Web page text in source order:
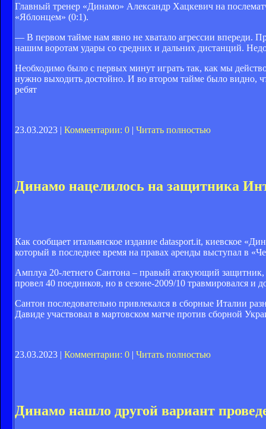
Главный тренер «Динамо» Александр Хацкевич на
«Яблонцем» (0:1).
— В первом тайме нам явно не хватало агрессии впереди.
нашим воротам удары со средних и дальних дистанций.
Необходимо было с первых минут играть так, как мы
нужно выходить достойно. И во втором тайме было видно,
ребят
23.03.2023 | Комментарии: 0 | Читать полностью
Динамо нацелилось на защитника
Как сообщает итальянское издание datasport.it, киевское
который в последнее время на правах аренды выступал в
Амплуа 20-летнего Сантона – правый атакующий
провел 40 поединков, но в сезоне-2009/10 травмировался и
Сантон последовательно привлекался в сборные Италии
Давиде участвовал в мартовском матче против сборной
23.03.2023 | Комментарии: 0 | Читать полностью
Динамо нашло другой вариант